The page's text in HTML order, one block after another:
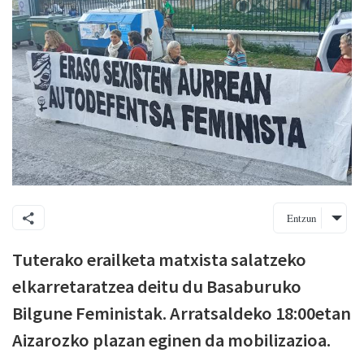
Entzun
Tuterako erailketa matxista salatzeko
elkarretaratzea deitu du Basaburuko
Bilgune Feministak. Arratsaldeko 18:00etan
Aizarozko plazan eginen da mobilizazioa.